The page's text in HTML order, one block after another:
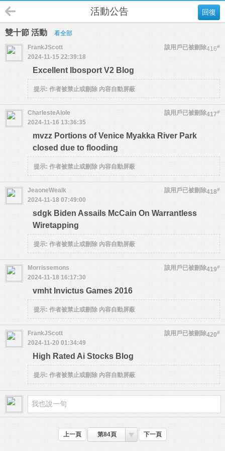
回復
活動公告
雙十節 活動 看全部
416#
FrankJScott
該用戶已被刪除
2024-11-15 22:39:18
Excellent Ibosport V2 Blog
提示: 作者被禁止或刪除 內容自動屏蔽
417#
CharlesteAlole
該用戶已被刪除
2024-11-16 13:36:35
mvzz Portions of Venice Myakka River Park
closed due to flooding
提示: 作者被禁止或刪除 內容自動屏蔽
418#
JeaoneWealk
該用戶已被刪除
2024-11-18 07:49:00
sdgk Biden Assails McCain On Warrantless
Wiretapping
提示: 作者被禁止或刪除 內容自動屏蔽
419#
Morrissemons
該用戶已被刪除
2024-11-18 16:17:30
vmht Invictus Games 2016
提示: 作者被禁止或刪除 內容自動屏蔽
420#
FrankJScott
該用戶已被刪除
2024-11-20 01:34:49
High Rated Ai Stocks Blog
提示: 作者被禁止或刪除 內容自動屏蔽
上一頁 第84頁 下一頁